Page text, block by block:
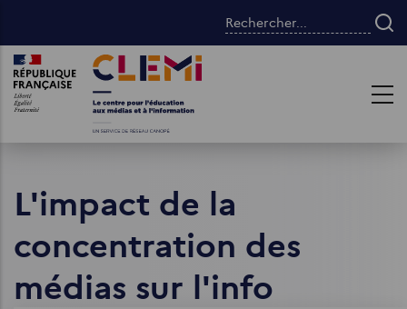
contenu
principal
Rechercher...
Images Images
L'impact de la
concentration des
médias sur l'info